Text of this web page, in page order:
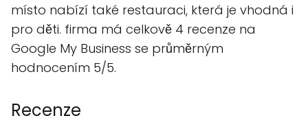
místo nabízí také restauraci, která je vhodná i
pro děti. firma má celkově 4 recenze na
Google My Business se průměrným
hodnocením 5/5.
Recenze